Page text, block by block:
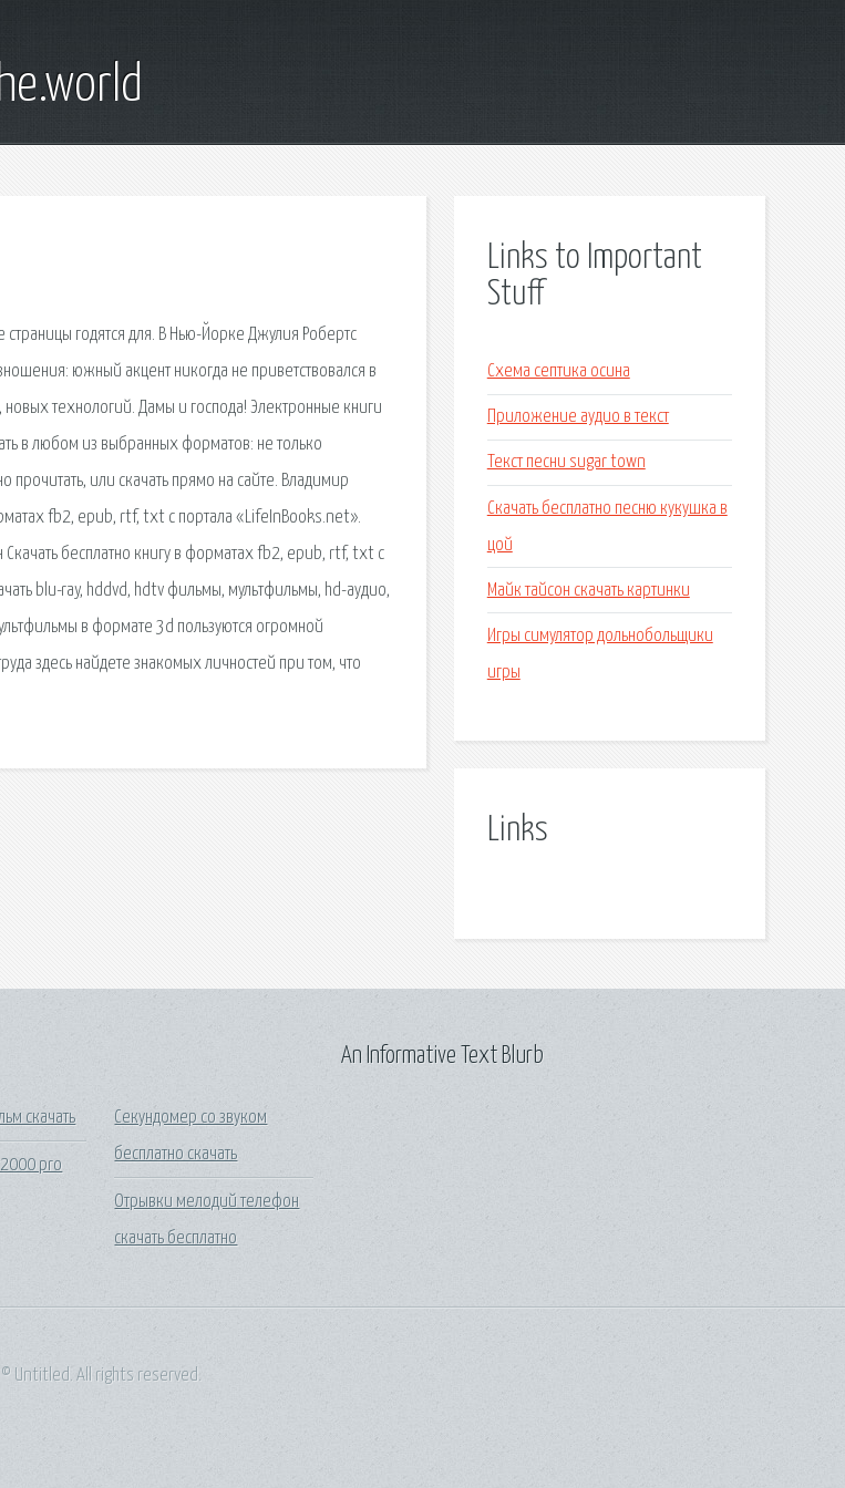
годятся для. В Нью-Йорке Джулия Робертс
южный акцент никогда не приветствовался в
новых технологий. Дамы и господа! Электронные книги
в любом из выбранных форматов: не только
прочитать, или скачать прямо на сайте. Владимир
fb2, epub, rtf, txt с портала «LifeInBooks.net».
Скачать бесплатно книгу в форматах fb2, epub, rtf, txt с
blu-ray, hddvd, hdtv фильмы, мультфильмы, hd-аудио,
в формате 3d пользуются огромной
здесь найдете знакомых личностей при том, что
Links to Important
Stuff
Схема септика осина
Приложение аудио в текст
Текст песни sugar town
Скачать бесплатно песню кукушка в
цой
Майк тайсон скачать картинки
Игры симулятор дольнобольщики
игры
Links
скачать
pro
Секундомер со звуком
бесплатно скачать
Отрывки мелодий телефон
скачать бесплатно
An Informative Text Blurb
© Untitled. All rights reserved.